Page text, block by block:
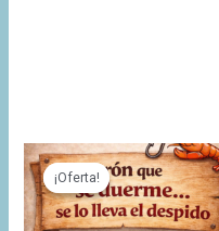
¡Oferta!
¡Oferta!
El
precio
original
era:
$149.00.
El
precio
actual
es:
$99.00.